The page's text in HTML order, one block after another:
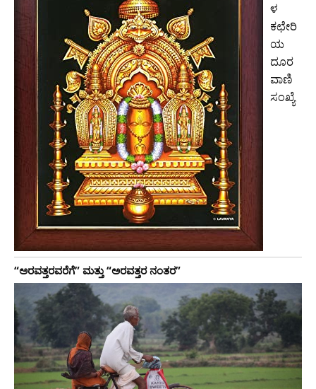
ಳ
ಕಛೇರಿ
ಯ
ದೂರ
ವಾಣಿ
ಸಂಖ್ಯೆ
“ಅರವತ್ತರವರೆಗೆ” ಮತ್ತು “ಅರವತ್ತರ ನಂತರ”